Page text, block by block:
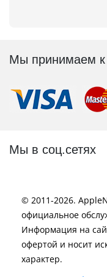
Мы принимаем к
Мы в соц.сетях
© 2011-2026.
официальное
Информация на
офертой и носит
характер.